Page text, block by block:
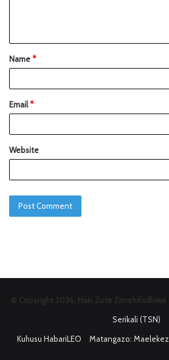
Name*
Email*
Website
© Copyright 2026, Haki Zote Zimehifadhiwa
Serikali (TSN)
Kuhusu HabariLEO
Matangazo: